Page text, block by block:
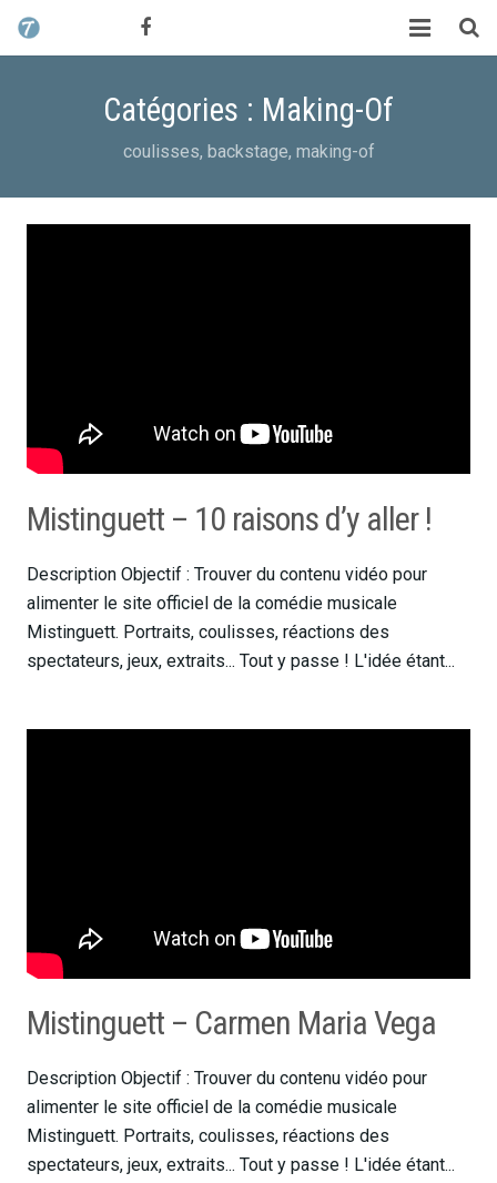
WORK
Catégories : Making-Of
coulisses, backstage, making-of
Mistinguett – 10 raisons d’y aller !
Description Objectif : Trouver du contenu vidéo pour
alimenter le site officiel de la comédie musicale
Mistinguett. Portraits, coulisses, réactions des
spectateurs, jeux, extraits... Tout y passe ! L'idée étant...
Mistinguett – Carmen Maria Vega
Description Objectif : Trouver du contenu vidéo pour
alimenter le site officiel de la comédie musicale
Mistinguett. Portraits, coulisses, réactions des
spectateurs, jeux, extraits... Tout y passe ! L'idée étant...